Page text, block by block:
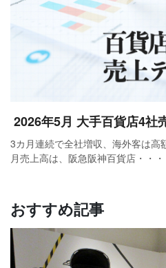
2026年5月 大手百貨店4社
3カ月連続で全社増収、海外客は高
月売上高は、阪急阪神百貨店・・・
おすすめ記事